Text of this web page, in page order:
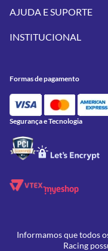
Vestuários
Pneus
Utilidades
Feminino
Lançamentos
AJUDA E SUPORTE
Meus Pedidos
Política de Privacidade
Política de Campanhas
INSTITUCIONAL
Contato
Oficina/Serviços
Formas de pagamento
Segurança e Tecnologia
Informamos que todos
Racing